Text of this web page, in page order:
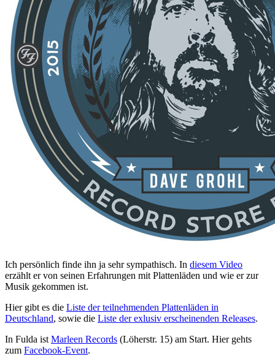
Ich persönlich finde ihn ja sehr sympathisch. In diesem Video
erzählt er von seinen Erfahrungen mit Plattenläden und wie er zur
Musik gekommen ist.
Hier gibt es die Liste der teilnehmenden Plattenläden in
Deutschland, sowie die Liste der exlusiv erscheinenden Releases.
In Fulda ist Marleen Records (Löherstr. 15) am Start. Hier gehts
zum Facebook-Event.